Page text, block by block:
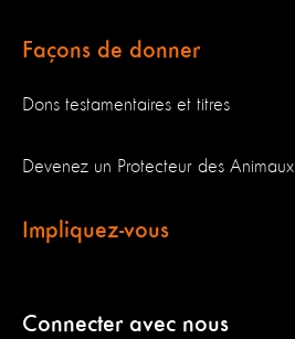
Façons de donner
Dons testamentaires et titres
Devenez un Protecteur des Animaux
Impliquez-vous
Connecter avec nous